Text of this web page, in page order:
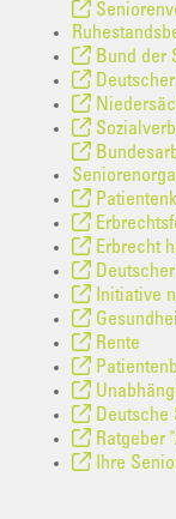
Bund der
Erbrecht
Initiative
Rente
Deutsche
Ratgeber
Ihre